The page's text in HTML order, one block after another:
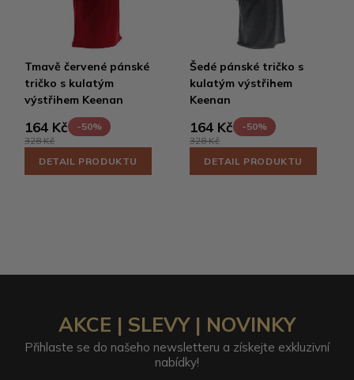
Tmavě červené pánské
tričko s kulatým
výstřihem Keenan
164 Kč
-50%
328 Kč
DETAIL PRODUKTU
Šedé pánské tričko s
kulatým výstřihem
Keenan
164 Kč
-50%
328 Kč
DETAIL PRODUKTU
AKCE | SLEVY | NOVINKY
Přihlaste se do našeho newsletteru a získejte exkluzivní
nabídky!